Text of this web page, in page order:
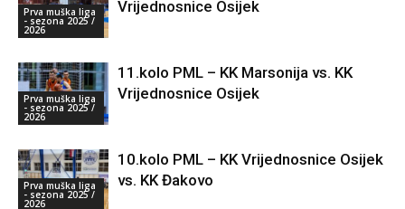
Prva muška liga
- sezona 2025 /
2026
Vrijednosnice Osijek
Prva muška liga
- sezona 2025 /
2026
11.kolo PML – KK Marsonija vs. KK
Vrijednosnice Osijek
Prva muška liga
- sezona 2025 /
2026
10.kolo PML – KK Vrijednosnice Osijek
vs. KK Đakovo